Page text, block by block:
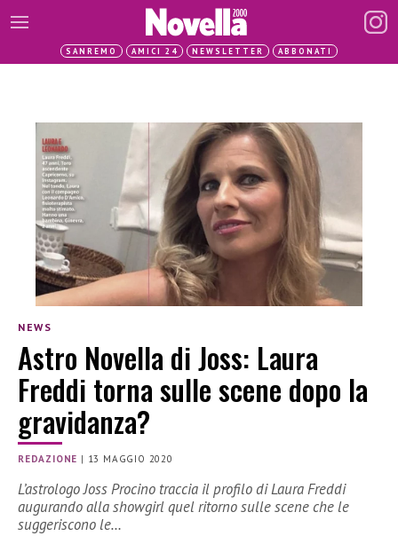
SANREMO AMICI 24 NEWSLETTER ABBONATI
NEWS
Astro Novella di Joss: Laura
Freddi torna sulle scene dopo la
gravidanza?
REDAZIONE | 13 MAGGIO 2020
L’astrologo Joss Procino traccia il profilo di Laura Freddi
augurando alla showgirl quel ritorno sulle scene che le
suggeriscono le…